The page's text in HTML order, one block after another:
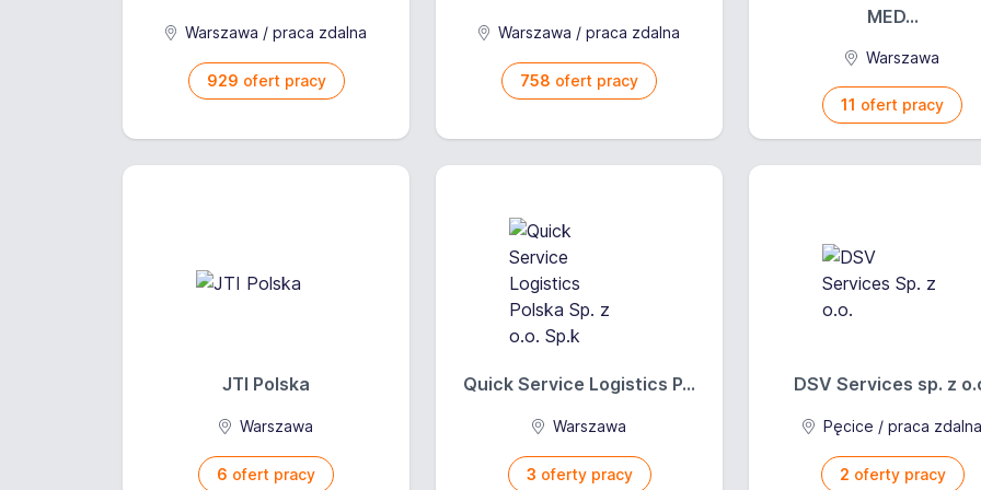
Warszawa / praca zdalna
929 ofert pracy
Warszawa / praca zdalna
758 ofert pracy
MED...
Warszawa
11 ofert pracy
JTI Polska
Warszawa
6 ofert pracy
Quick Service Logistics P...
Warszawa
3 oferty pracy
DSV Services sp. z
Pęcice / praca zdalna
2 oferty pracy